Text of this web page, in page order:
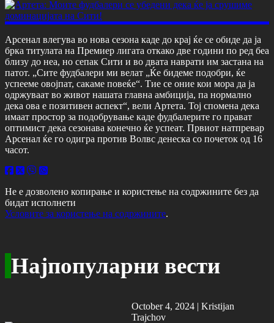
Арсенал влегува во нова сезона каде до крај ќе се обиде да ја
брка титулата на Премиер лигата откако две години по ред беа
близу до неа, но сепак Сити и во двата наврати им застана на
патот. „Сите фудбалери ми велат „Ќе бидеме подобри, ќе
успееме овојпат, сакаме повеќе“. Тие се оние кои мора да ја
одржуваат во живот нашата главна амбиција, па нормално
дека ова е позитивен аспект“, вели Артета. Тој спомена дека
имаат простор за подобрување каде фудбалерите го прават
оптимист дека сезонава конечно ќе успеат. Првиот натпревар
Арсенал ќе го одигра против Волвс денеска со почеток од 16
часот.
Не е дозволено копирање и користење на содржините без да
бидат исполнети
Условите за користење на содржините.
Најпопуларни вести
October 4, 2024 |Kristijan
Trajchov